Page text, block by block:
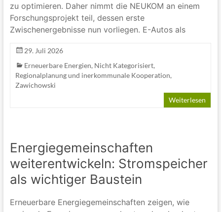
zu optimieren. Daher nimmt die NEUKOM an einem
Forschungsprojekt teil, dessen erste
Zwischenergebnisse nun vorliegen. E-Autos als
29. Juli 2026
Erneuerbare Energien, Nicht Kategorisiert,
Regionalplanung und inerkommunale Kooperation,
Zawichowski
Weiterlesen
Energiegemeinschaften
weiterentwickeln: Stromspeicher
als wichtiger Baustein
Erneuerbare Energiegemeinschaften zeigen, wie